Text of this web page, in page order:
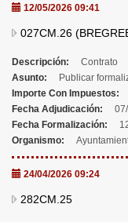
12/05/2026 09:41
027CM.26
Descripción:
Contrato
Asunto:
Publicar
Importe Con Impuestos:
Fecha Adjudicación:
Fecha Formalización:
Organismo:
24/04/2026 09:24
282CM.25